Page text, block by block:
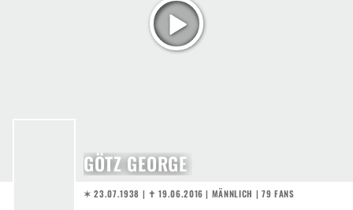
GÖTZ GEORGE
✶ 23.07.1938 | ✝︎ 19.06.2016 | MÄNNLICH | 79 FANS